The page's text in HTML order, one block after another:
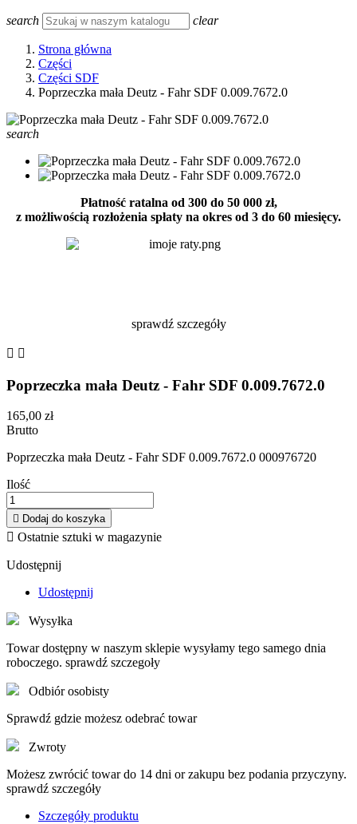
search clear
Strona główna
Części
Części SDF
Poprzeczka mała Deutz - Fahr SDF 0.009.7672.0
search
Płatność ratalna od 300 do 50 000 zł,
z możliwością rozłożenia spłaty na okres od 3 do 60 miesięcy.
sprawdź szczegóły
 
Poprzeczka mała Deutz - Fahr SDF 0.009.7672.0
165,00 zł
Brutto
Poprzeczka mała Deutz - Fahr SDF 0.009.7672.0 000976720
Ilość
 Dodaj do koszyka
 Ostatnie sztuki w magazynie
Udostępnij
Udostępnij
Wysyłka
Towar dostępny w naszym sklepie wysyłamy tego samego dnia
roboczego. sprawdź szczegoły
Odbiór osobisty
Sprawdź gdzie możesz odebrać towar
Zwroty
Możesz zwrócić towar do 14 dni or zakupu bez podania przyczyny.
sprawdź szczegóły
Szczegóły produktu